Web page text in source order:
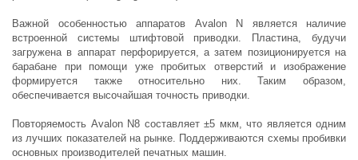
Важной особенностью аппаратов Avalon N является наличие
встроенной системы штифтовой приводки. Пластина, будучи
загружена в аппарат перфорируется, а затем позиционируется на
барабане при помощи уже пробитых отверстий и изображение
формируется также относительно них. Таким образом,
обеспечивается высочайшая точность приводки.
Повторяемость Avalon N8 составляет ±5 мкм, что является одним
из лучших показателей на рынке. Поддерживаются схемы пробивки
основных производителей печатных машин.